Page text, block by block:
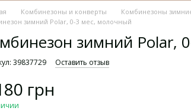
Комбинезоны и конверты
Комбинезоны
зимний Polar, 0-3 мес, молочный
зимний Polar,
39837729 Оставить отзыв
грн